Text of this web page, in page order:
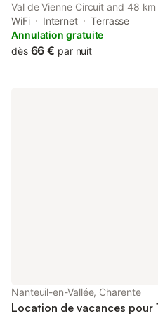
Val de Vienne Circuit and 48
property offers access to a
The property is non-smoking
Cormenier.
WiFi Internet
Terrasse
Annulation gratuite
dès 66 € par nuit
Nanteuil-en-Vallée, Charente
Location de vacances pour